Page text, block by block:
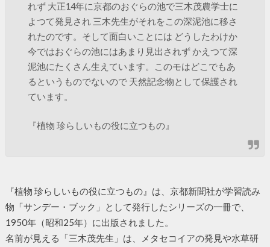
れず 大正14年に京都のおぐらの池で三木茂農学士に
よつて発見され 三木先生がそれをこの深泥池に移さ
れたのです。そして面白いことには どうしたわけか
今ではおぐらの池にはあまり見出されず かえつて深
泥池にたくさん生えています。このモはどこでもあ
るというものでないので 天然記念物として保護され
ています。
『植物 珍らしいもの役に立つもの』
『植物 珍らしいもの役に立つもの』は、京都新聞社が学習読み
物「サンデー・ブック」として発行したシリーズの一冊で、
1950年（昭和25年）に出版されました。
名前が見える「三木茂先生」は、メタセコイアの発見や水草研